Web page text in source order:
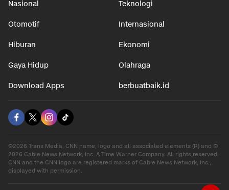
Nasional Teknologi
Otomotif Internasional
Hiburan Ekonomi
Gaya Hidup Olahraga
Download Apps berbuatbaik.id
©2026 Trans Media, CNN name, logo and all associated elements (R) and ©
2026 Cable News Network, Inc. A Time Warner Company. All rights reserved.
CNN and the CNN logo are registered marks of Cable News Network, Inc.,
displayed with permission.